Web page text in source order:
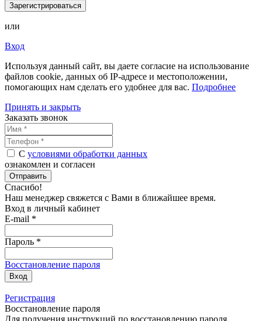
Зарегистрироваться
или
Вход
Используя данный сайт, вы даете согласие на использование
файлов cookie, данных об IP-адресе и местоположении,
помогающих нам сделать его удобнее для вас. Подробнее
Принять и закрыть
Заказать звонок
С условиями обработки данных
ознакомлен и согласен
Отправить
Спасибо!
Наш менеджер свяжется с Вами в ближайшее время.
Вход в личный кабинет
E-mail *
Пароль *
Восстановление пароля
Вход
Регистрация
Восстановление пароля